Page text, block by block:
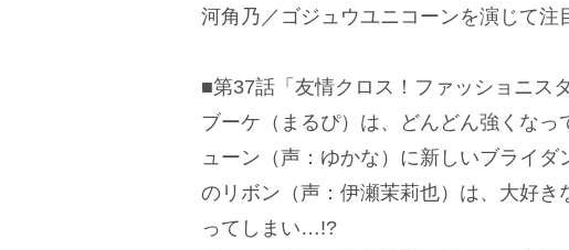
河角乃／ゴジュウユニコーンを演じて注
■第37話「友情クロス！ファッショニス
ブーケ（まるぴ）は、どんどん強くな
ューン（声：ゆかな）に新しいブライ
のリボン（声：伊瀬茉莉也）は、大好き
ってしまい…!?